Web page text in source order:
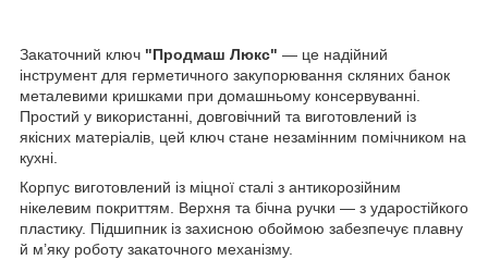
Закаточний ключ "Продмаш Люкс" — це надійний
інструмент для герметичного закупорювання скляних банок
металевими кришками при домашньому консервуванні.
Простий у використанні, довговічний та виготовлений із
якісних матеріалів, цей ключ стане незамінним помічником на
кухні.
Корпус виготовлений із міцної сталі з антикорозійним
нікелевим покриттям. Верхня та бічна ручки — з ударостійкого
пластику. Підшипник із захисною обоймою забезпечує плавну
й м’яку роботу закаточного механізму.